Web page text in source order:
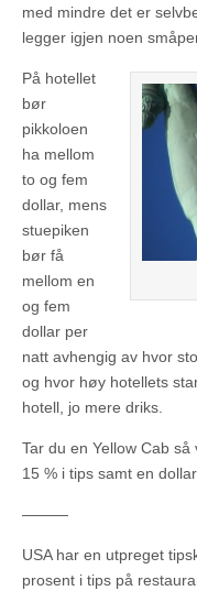
med mindre det er
legger igjen noen
På hotellet
bør
pikkoloen
ha mellom
to og fem
dollar, mens
stuepiken
bør få
mellom en
og fem
dollar per
natt avhengig av hvor
og hvor høy hotellets
hotell, jo mere driks.
Tar du en Yellow Cab
15 % i tips samt en
———
USA har en utpreget
prosent i tips på